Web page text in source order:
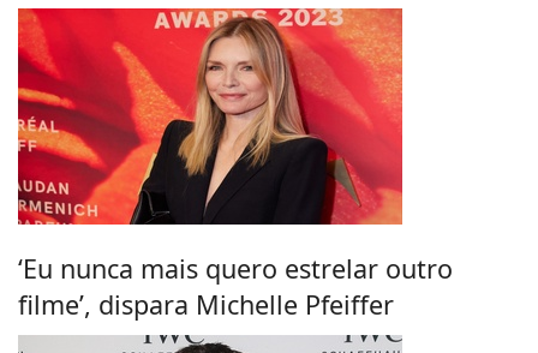
‘Eu nunca mais quero estrelar outro
filme’, dispara Michelle Pfeiffer